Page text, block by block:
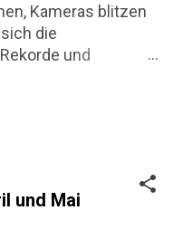
Kameras blitzen
die
und
logistisches Puzzle
und
beleuchtet die
und Mai